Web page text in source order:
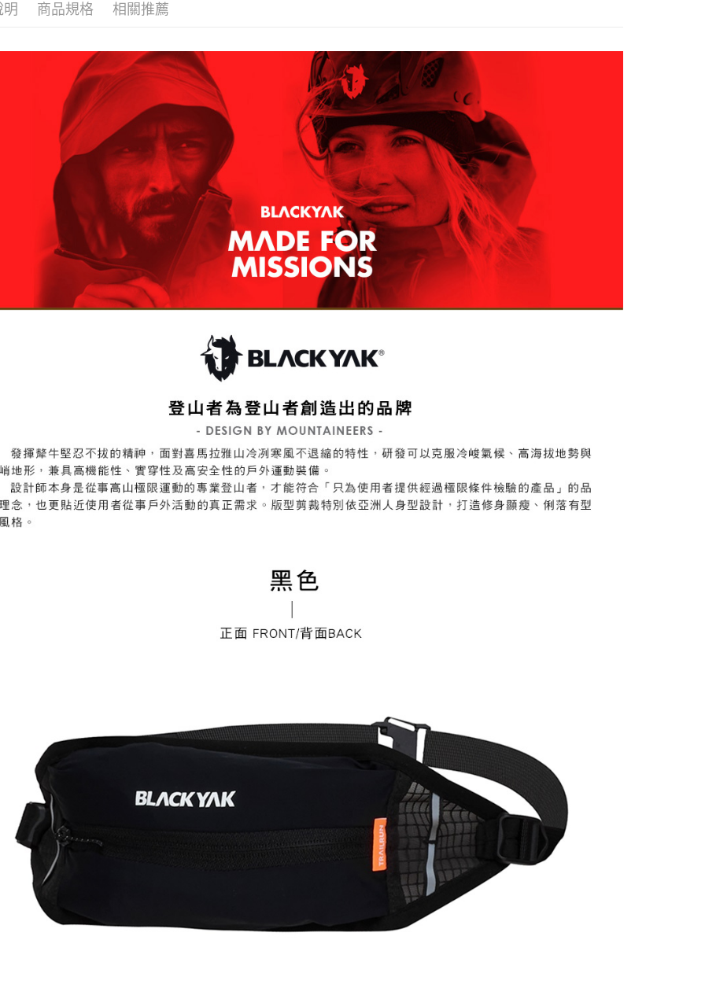
１．透過由恩沛科技股份有限公司提供之「AFTEE先享後付」服務完成之
交易，需依本服務之必要範圍內提供個人資料，並將交易相關給付款項請
求債權轉讓予恩沛科技股份有限公司。
２．關於個人資料處理事宜，請瀏覽以下網址：
https://aftee.tw/terms/#terms3
３．未成年的使用者請事先徵得法定代理人或監護人之同意方可使用
「AFTEE先享後付」，若未經同意申辦者引起之損失，本公司不負相關責
任。
４．使用「AFTEE先享後付」時，將依據個別帳號之用戶狀況，依本公司
即時審查核予不同之上限額度；若仍有額度不足之情形，本公司將視審查
結果請求用戶進行身份認證。
５．嚴禁一人註冊多個帳號或使用他人資訊註冊。若發現惡意使用之情
形，恩沛科技股份有限公司將有權停止該用戶之使用額度並採取法律行
動。
7-11取貨付款
每筆NT$60，滿NT$799(含以上)免運費
付款後7-11取貨
每筆NT$60，滿NT$799(含以上)免運費
宅配
每筆NT$70，滿NT$799(含以上)免運費
明 商品規格 相關推薦